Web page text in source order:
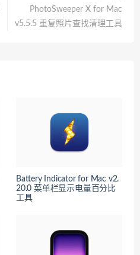
PhotoSweeper X for Mac
v5.5.5 重复照片查找清理工具
Battery Indicator for Mac v2.
20.0 菜单栏显示电量百分比
工具